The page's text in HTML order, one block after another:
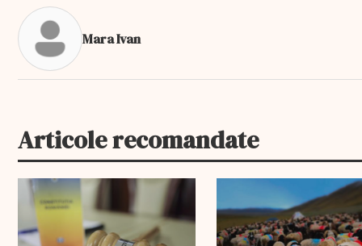
Mara Ivan
Articole recomandate
EXCLUSIV